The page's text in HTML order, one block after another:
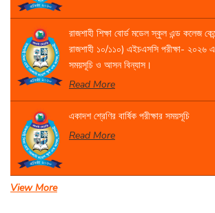
রাজশাহী শিক্ষা বোর্ড মডেল স্কুল এন্ড কলেজ
রাজশাহী ১০/১১০) এইচএসসি পরীক্ষা- ২০২৬
সময়সূচি ও আসন বিন্যাস।
Read More
একাদশ শ্রেণির বার্ষিক পরীক্ষার সময়সূচি
Read More
View More